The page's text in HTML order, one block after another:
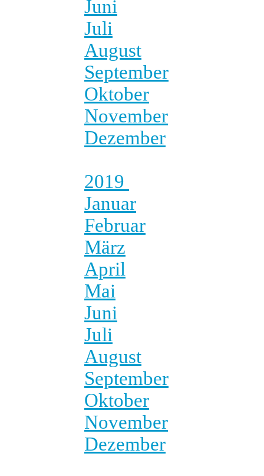
Juni
Juli
August
September
Oktober
November
Dezember
2019
Januar
Februar
März
April
Mai
Juni
Juli
August
September
Oktober
November
Dezember